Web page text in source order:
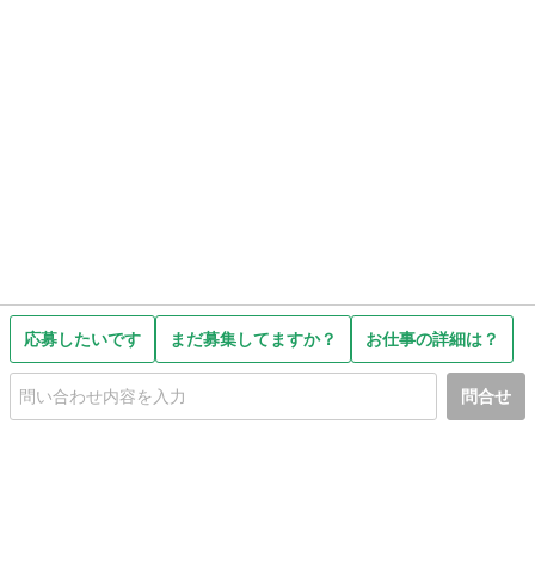
応募したいです まだ募集してますか？ お仕事の詳細は？
問合せ